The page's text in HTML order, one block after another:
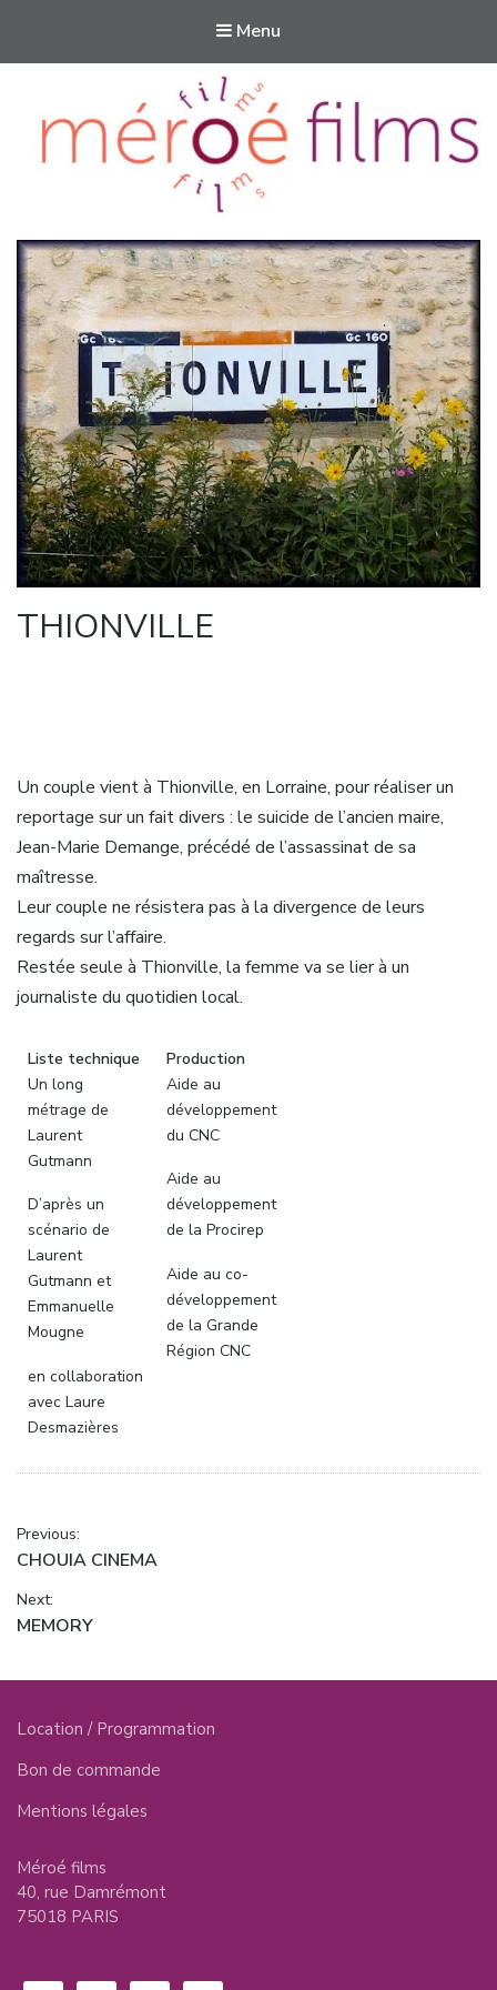
Menu
Méroé films
Des films pour aider à vivre
THIONVILLE
Un couple vient à Thionville, en Lorraine, pour réaliser un
reportage sur un fait divers : le suicide de l’ancien maire,
Jean-Marie Demange, précédé de l’assassinat de sa
maîtresse.
Leur couple ne résistera pas à la divergence de leurs
regards sur l’affaire.
Restée seule à Thionville, la femme va se lier à un
journaliste du quotidien local.
Liste technique
Un long
métrage de
Laurent
Gutmann
D’après un
scénario de
Laurent
Gutmann et
Emmanuelle
Mougne
en collaboration
avec Laure
Desmazières
Production
Aide au
développement
du CNC
Aide au
développement
de la Procirep
Aide au co-
développement
de la Grande
Région CNC
Navigation
de
l’article
Previous:
Previous
CHOUIA CINEMA
Next:
Next
MEMORY
Location / Programmation
Bon de commande
Mentions légales
Méroé films
40, rue Damrémont
75018 PARIS